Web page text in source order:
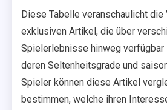
Diese Tabelle veranschaulicht
exklusiven Artikel, die über
Spielerlebnisse hinweg verfügbar
deren Seltenheitsgrade und
Spieler können diese Artikel
bestimmen, welche ihren